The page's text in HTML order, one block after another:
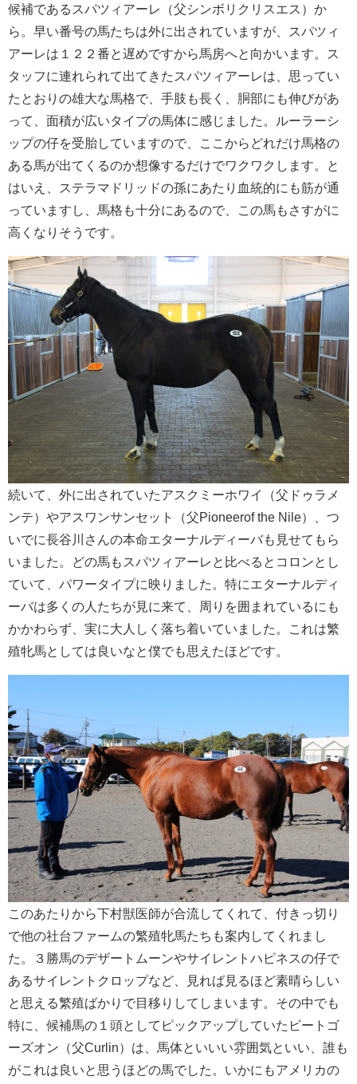
候補であるスパツィアーレ（父シンボリクリスエス）か
ら。早い番号の馬たちは外に出されていますが、スパツィ
アーレは１２２番と遅めですから馬房へと向かいます。ス
タッフに連れられて出てきたスパツィアーレは、思ってい
たとおりの雄大な馬格で、手肢も長く、胴部にも伸びがあ
って、面積が広いタイプの馬体に感じました。ルーラーシ
ップの仔を受胎していますので、ここからどれだけ馬格の
ある馬が出てくるのか想像するだけでワクワクします。と
はいえ、ステラマドリッドの孫にあたり血統的にも筋が通
っていますし、馬格も十分にあるので、この馬もさすがに
高くなりそうです。
続いて、外に出されていたアスクミーホワイ（父ドゥラメ
ンテ）やアスワンサンセット（父Pioneerof the Nile）、つ
いでに長谷川さんの本命エターナルディーバも見せてもら
いました。どの馬もスパツィアーレと比べるとコロンとし
ていて、パワータイプに映りました。特にエターナルディ
ーバは多くの人たちが見に来て、周りを囲まれているにも
かかわらず、実に大人しく落ち着いていました。これは繁
殖牝馬としては良いなと僕でも思えたほどです。
このあたりから下村獣医師が合流してくれて、付きっ切り
で他の社台ファームの繁殖牝馬たちも案内してくれまし
た。３勝馬のデザートムーンやサイレントハピネスの仔で
あるサイレントクロップなど、見れば見るほど素晴らしい
と思える繁殖ばかりで目移りしてしまいます。その中でも
特に、候補馬の１頭としてピックアップしていたビートゴ
ーズオン（父Curlin）は、馬体といいい雰囲気といい、誰も
がこれは良いと思うほどの馬でした。いかにもアメリカの